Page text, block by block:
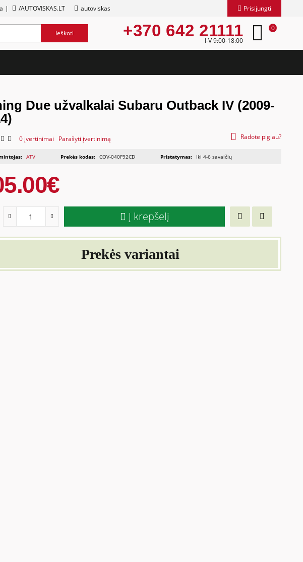
| /AUTOVISKAS.LT autoviskas Prisijungti
Ieškoti +370 642 21111
I-V 9:00-18:00
0
Due užvalkalai Subaru Outback IV (2009-
0 įvertinimai Parašyti įvertinimą Radote pigiau?
ATV Prekės kodas: COV-040F92CD Pristatymas: Iki 4-6 savaičių
Į krepšelį
Prekės variantai